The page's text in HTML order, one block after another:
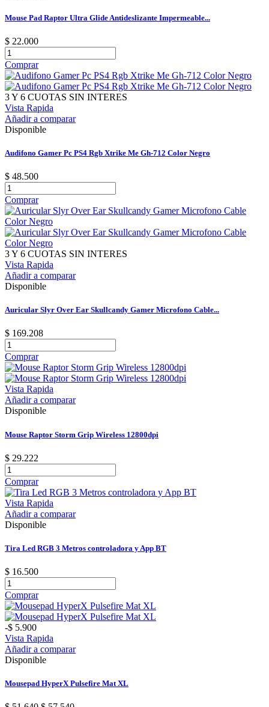
Mouse Pad Raptor Ultra Glide Antideslizante Impermeable...
$ 22.000
Comprar
3 Y 6 CUOTAS SIN INTERES
Vista Rapida
Añadir a comparar
Disponible
Audifono Gamer Pc PS4 Rgb Xtrike Me Gh-712 Color Negro
$ 48.500
Comprar
3 Y 6 CUOTAS SIN INTERES
Vista Rapida
Añadir a comparar
Disponible
Auricular Slyr Over Ear Skullcandy Gamer Microfono Cable...
$ 169.208
Comprar
Vista Rapida
Añadir a comparar
Disponible
Mouse Raptor Storm Grip Wireless 12800dpi
$ 29.222
Comprar
Vista Rapida
Añadir a comparar
Disponible
Tira Led RGB 3 Metros controladora y App BT
$ 16.500
Comprar
-$ 5.900
Vista Rapida
Añadir a comparar
Disponible
Mousepad HyperX Pulsefire Mat XL